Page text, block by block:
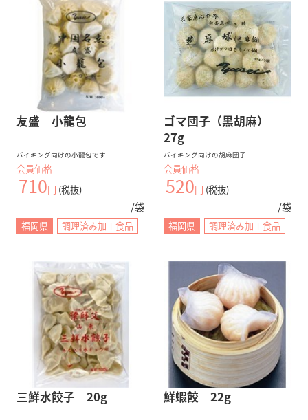
友盛 小龍包
バイキング向けの小龍包です
会員価格
710円 (税抜)
/袋
福岡県 調理済み加工食品
ゴマ団子（黒胡麻）
27g
バイキング向けの胡麻団子
会員価格
520円 (税抜)
/袋
福岡県 調理済み加工食品
三鮮水餃子 20g 鮮蝦餃 22g